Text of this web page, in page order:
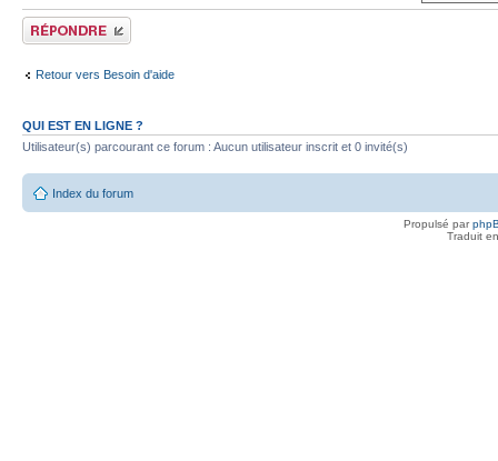
Publier une réponse
Retour vers Besoin d'aide
QUI EST EN LIGNE ?
Utilisateur(s) parcourant ce forum : Aucun utilisateur inscrit et 0 invité(s)
Index du forum
Propulsé par
Traduit